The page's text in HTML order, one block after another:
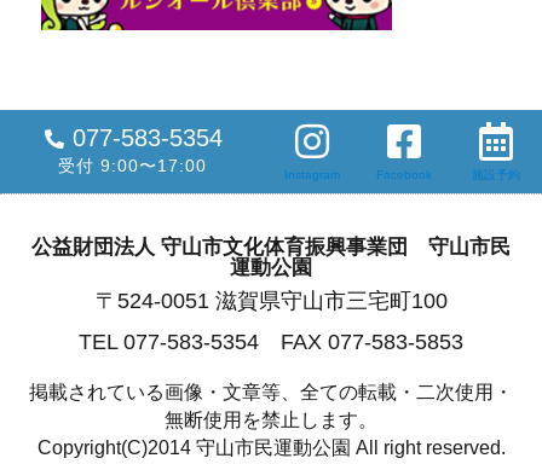
077-583-5354
受付 9:00〜17:00 Instagram Facebook 施設予約
公益財団法人 守山市文化体育振興事業団 守山市民
運動公園
〒524-0051 滋賀県守山市三宅町100
TEL 077-583-5354 FAX 077-583-5853
掲載されている画像・文章等、全ての転載・二次使用・
無断使用を禁止します。
Copyright(C)2014 守山市民運動公園 All right reserved.